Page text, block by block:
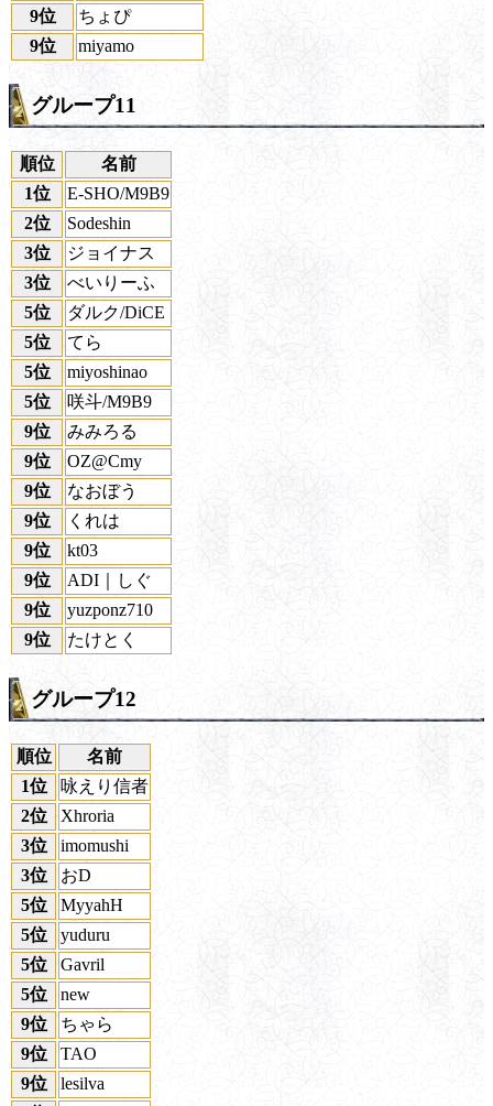
9位
ちょぴ
9位
miyamo
グループ11
順位
名前
1位
E-SHO/M9B9
2位
Sodeshin
3位
ジョイナス
3位
べいりーふ
5位
ダルク/DiCE
5位
てら
5位
miyoshinao
5位
咲斗/M9B9
9位
みみろる
9位
OZ@Cmy
9位
なおぼう
9位
くれは
9位
kt03
9位
ADI｜しぐ
9位
yuzponz710
9位
たけとく
グループ12
順位
名前
1位
咏えり信者
2位
Xhroria
3位
imomushi
3位
おD
5位
MyyahH
5位
yuduru
5位
Gavril
5位
new
9位
ちゃら
9位
TAO
9位
lesilva